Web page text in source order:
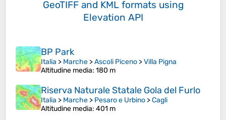
GeoTIFF and KML formats using
Elevation API
BP Park
Italia > Marche >Ascoli Piceno >Villa Pigna
Altitudine media: 180 m
Riserva Naturale Statale Gola del Furlo
Italia > Marche > Pesaro e Urbino >Cagli
Altitudine media: 401 m